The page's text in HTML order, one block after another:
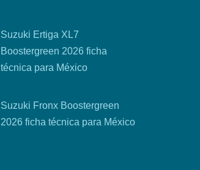
Suzuki Ertiga XL7
Boostergreen 2026 ficha
técnica para México
Suzuki Fronx Boostergreen
2026 ficha técnica para México